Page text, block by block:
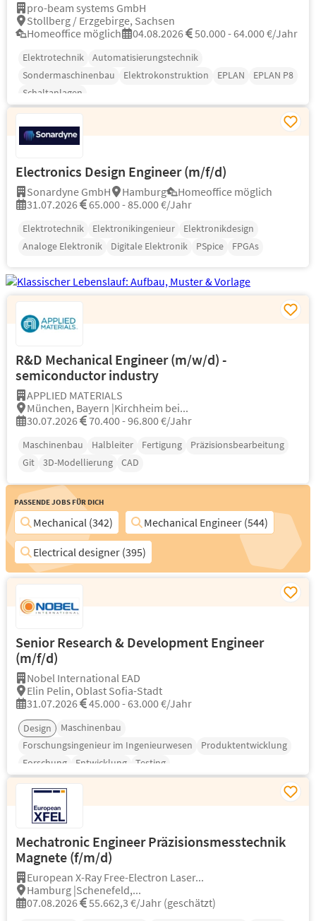
pro-beam systems GmbH
Stollberg / Erzgebirge, Sachsen
Homeoffice möglich
04.08.2026 50.000 - 64.000 €/Jahr
Elektrotechnik
Automatisierungstechnik
Sondermaschinenbau
Elektrokonstruktion EPLAN
EPLAN P8
Schaltanlagen
Electronics Design Engineer (m/f/d)
Sonardyne GmbH Hamburg
Homeoffice möglich
31.07.2026
65.000 - 85.000 €/Jahr
Elektrotechnik Elektronikingenieur
Elektronikdesign
Analoge Elektronik
Digitale Elektronik PSpice FPGAs
R&D Mechanical Engineer (m/w/d) -
semiconductor industry
APPLIED MATERIALS
München, Bayern |Kirchheim bei...
30.07.2026
70.400 - 96.800 €/Jahr
Maschinenbau Halbleiter Fertigung
Präzisionsbearbeitung
Git
3D-Modellierung CAD
Passende Jobs für Dich
Mechanical (342)
Mechanical Engineer (544)
Electrical designer (395)
Senior Research & Development Engineer
(m/f/d)
Nobel International EAD
Elin Pelin, Oblast Sofia-Stadt
31.07.2026
45.000 - 63.000 €/Jahr
Design
Maschinenbau
Forschungsingenieur im Ingenieurwesen
Produktentwicklung
Forschung
Entwicklung Testing
Mechatronic Engineer Präzisionsmesstechnik
Magnete (f/m/d)
European X-Ray Free-Electron Laser...
Hamburg |Schenefeld,...
07.08.2026
55.662,3 €/Jahr (geschätzt)